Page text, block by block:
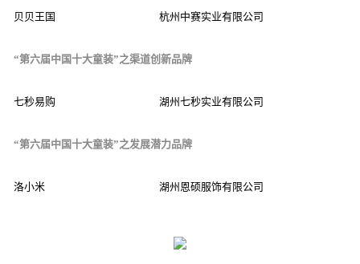
贝贝王国 杭州中赛实业有限公司
“第六届中国十大童装”之渠道创新品牌
七秒易购 湖州七秒实业有限公司
“第六届中国十大童装”之发展潜力品牌
洛小米 湖州恩硕服饰有限公司